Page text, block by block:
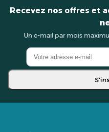
Recevez nos offres et
Un e-mail par mois